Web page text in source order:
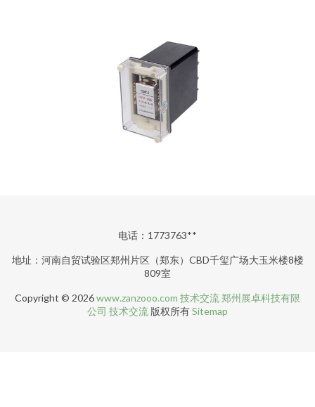
电话：1773763**
地址：河南自贸试验区郑州片区（郑东）CBD千玺广场大玉米楼8楼
809室
Copyright © 2026www.zanzooo.com 技术交流郑州展卓科技有限
公司 技术交流 版权所有Sitemap